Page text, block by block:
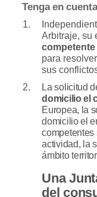
Tenga en
Arbitraje, su
competente
para
sus
La solicitud
domicilio el
Europea, la
domicilio el
competentes
actividad, la
ámbito
Una
del